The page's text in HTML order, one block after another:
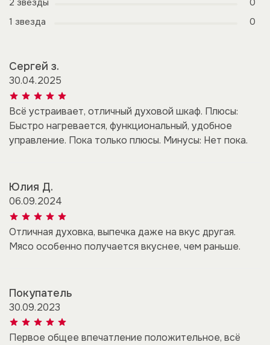
Сергей з.
30.04.2025
Всё устраивает, отличный духовой шкаф. Плюсы:
Быстро нагревается, функциональный, удобное
управление. Пока только плюсы. Минусы: Нет пока.
Юлия Д.
06.09.2024
Отличная духовка, выпечка даже на вкус другая.
Мясо особенно получается вкуснее, чем раньше.
Покупатель
30.09.2023
Первое общее впечатление положительное, всё
1 звезда
0